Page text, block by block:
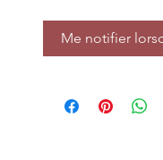
Me notifier